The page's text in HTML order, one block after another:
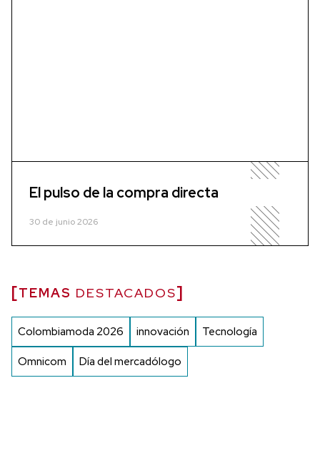
El pulso de la compra directa
30 de junio 2026
TEMAS DESTACADOS
Colombiamoda 2026 innovación Tecnología
Omnicom Día del mercadólogo